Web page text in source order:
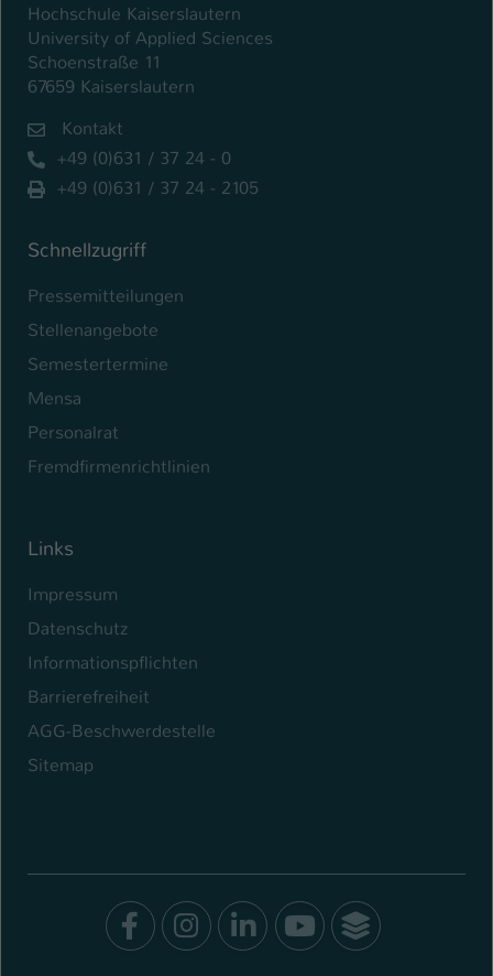
Hochschule Kaiserslautern
University of Applied Sciences
Schoenstraße 11
67659 Kaiserslautern
Kontakt
+49 (0)631 / 37 24 - 0
+49 (0)631 / 37 24 - 2105
Schnellzugriff
Pressemitteilungen
Stellenangebote
Semestertermine
Mensa
Personalrat
Fremdfirmenrichtlinien
Links
Impressum
Datenschutz
Informationspflichten
Barrierefreiheit
AGG-Beschwerdestelle
Sitemap
Facebook
Instagram
LinkedIn
Youtube
Name
Anbieter TYPO3
Laufzeit
Dieser Cookie teilt der Webseite mit, ob
ein Besucher im Typo3-Backend